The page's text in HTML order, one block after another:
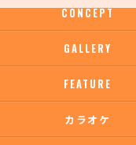
CONCEPT
GALLERY
FEATURE
カラオケ